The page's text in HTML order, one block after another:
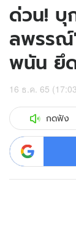
ด่วน! บุ
ลพรรณ์
พนัน ยึ
16 ธ.ค. 65
กดฟัง